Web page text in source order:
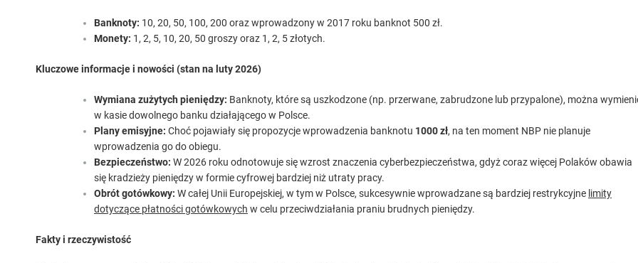
Banknoty: 10, 20, 50, 100, 200 oraz wprowadzony w 2017 roku banknot 500 zł.
Monety: 1, 2, 5, 10, 20, 50 groszy oraz 1, 2, 5 złotych.
Kluczowe informacje i nowości (stan na luty 2026)
Wymiana zużytych pieniędzy: Banknoty, które są uszkodzone (np. przerwane, zabrudzone lub przypalone), można
w kasie dowolnego banku działającego w Polsce.
Plany emisyjne: Choć pojawiały się propozycje wprowadzenia banknotu 1000 zł, na ten moment NBP nie planuje
wprowadzenia go do obiegu.
Bezpieczeństwo: W 2026 roku odnotowuje się wzrost znaczenia cyberbezpieczeństwa, gdyż coraz więcej Polaków obawia
się kradzieży pieniędzy w formie cyfrowej bardziej niż utraty pracy.
Obrót gotówkowy: W całej Unii Europejskiej, w tym w Polsce, sukcesywnie wprowadzane są bardziej restrykcyjne limity
dotyczące płatności gotówkowych w celu przeciwdziałania praniu brudnych pieniędzy.
Fakty i rzeczywistość